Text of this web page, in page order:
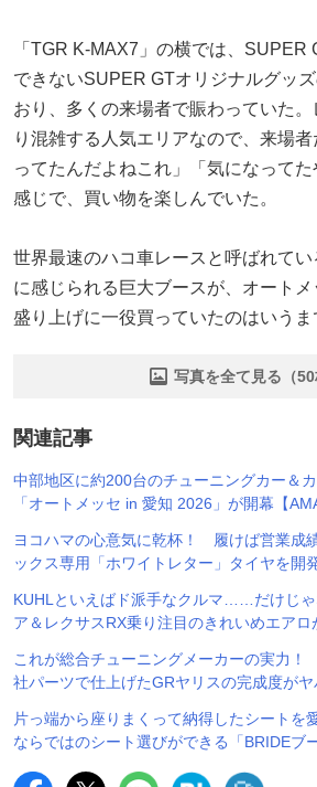
「TGR K-MAX7」の横では、SUPER
できないSUPER GTオリジナルグッ
おり、多くの来場者で賑わっていた
り混雑する人気エリアなので、来場
ってたんだよねこれ」「気になって
感じで、買い物を楽しんでいた。
世界最速のハコ車レースと呼ばれて
に感じられる巨大ブースが、オート
盛り上げに一役買っていたのはいうま
写真を全て見る（50
関連記事
中部地区に約200台のチューニングカー＆
「オートメッセ in 愛知 2026」が開幕【
ヨコハマの心意気に乾杯！ 履けば営業成
ックス専用「ホワイトレター」タイヤを開
KUHLといえばド派手なクルマ……だけじ
ア＆レクサスRX乗り注目のきれいめエアロ
これが総合チューニングメーカーの実力
社パーツで仕上げたGRヤリスの完成度がヤ
片っ端から座りまくって納得したシート
ならではのシート選びができる「BRIDEブ